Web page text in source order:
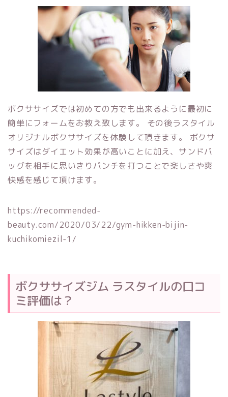
ボクササイズでは初めての方でも出来るように最初に
簡単にフォームをお教え致します。 その後ラスタイル
オリジナルボクササイズを体験して頂きます。 ボクサ
サイズはダイエット効果が高いことに加え、サンドバ
ッグを相手に思いきりパンチを打つことで楽しさや爽
快感を感じて頂けます。
https://recommended-
beauty.com/2020/03/22/gym-hikken-bijin-
kuchikomiezil-1/
ボクササイズジム ラスタイルの口コ
ミ評価は？